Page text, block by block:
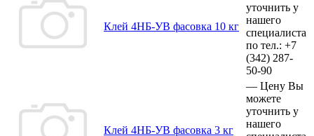
Клей 4НБ-УВ фасовка 10 кг
уточнить у
нашего
специалиста
по тел.: +7
(342) 287-
50-90
Клей 4НБ-УВ фасовка 3 кг
— Цену Вы
можете
уточнить у
нашего